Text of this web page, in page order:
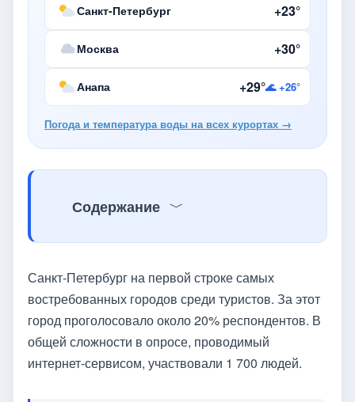
Санкт-Петербург +23°
Москва +30°
Анапа +29°🌊 +26°
Погода и температура воды на всех курортах →
Содержание
Санкт-Петербург на первой строке самых
востребованных городов среди туристов. За этот
город проголосовало около 20% респондентов. В
общей сложности в опросе, проводимый
интернет-сервисом, участвовали 1 700 людей.